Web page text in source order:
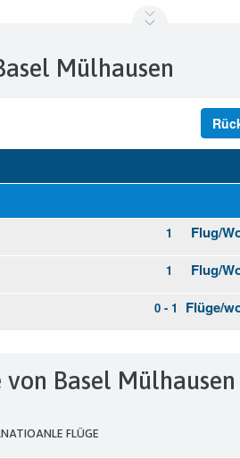
Mülhausen
von Basel Mülhausen
FLÜGE